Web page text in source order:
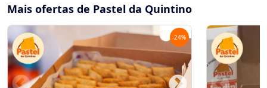
Mais ofertas de Pastel da Quintino
-24%